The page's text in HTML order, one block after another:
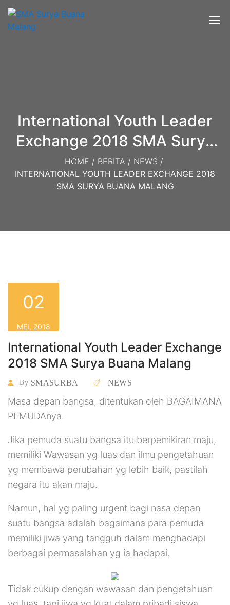
International Youth Leader
Exchange 2018 SMA Surya
Buana Malang
HOME / BERITA / NEWS /
INTERNATIONAL YOUTH LEADER EXCHANGE 2018
SMA SURYA BUANA MALANG
International Youth Leader Exchange
2018 SMA Surya Buana Malang
By SMASURBA NEWS
02
MEI, 2018
Masa depan bangsa, ditentukan oleh BAGAIMANA
PEMUDAnya.
Jika pemuda suatu bangsa itu berpemikiran maju,
memiliki Wawasan yg luas dan ilmu pengetahuan
yg membawa perubahan yg lebih baik, pastilah
negara itu akan maju.
Namun, hal yg paling urgent bagi nasa depan
suatu bangsa adalah bagaimana para pemuda
memiliki jiwa yang tangguh dalam menghadapi
berbagai permasalahan yg ia hadapai.
Tidak cukup dengan wawasan dan pengetahuan